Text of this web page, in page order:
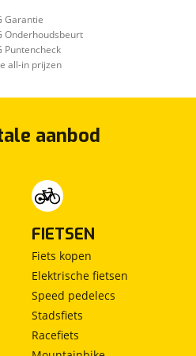
Garantie
Onderhoudsbeurt
Puntencheck
all-in prijzen
aanbod
FIETSEN
Fiets kopen
Elektrische fietsen
Speed pedelecs
Stadsfiets
Racefiets